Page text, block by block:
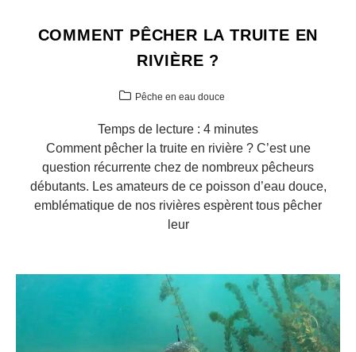
COMMENT PÊCHER LA TRUITE EN
RIVIÈRE ?
Pêche en eau douce
Temps de lecture : 4 minutes
Comment pêcher la truite en rivière ? C’est une
question récurrente chez de nombreux pêcheurs
débutants. Les amateurs de ce poisson d’eau douce,
emblématique de nos rivières espèrent tous pêcher
leur